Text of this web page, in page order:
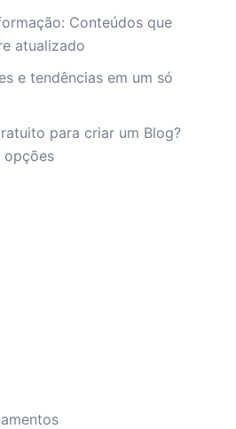
Conteúdos que
atualizado
e tendências em um só
para criar um Blog?
opções